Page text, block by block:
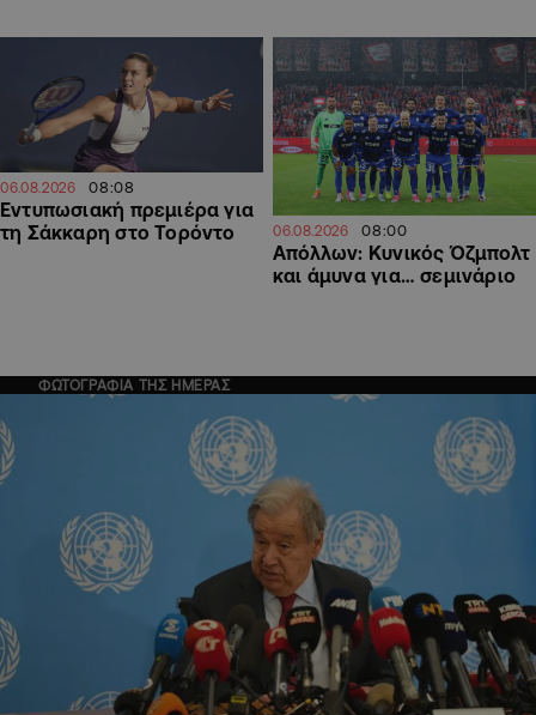
06.08.2026 08:08
Εντυπωσιακή πρεμιέρα για
τη Σάκκαρη στο Τορόντο
06.08.2026 08:00
Απόλλων: Κυνικός Όζμπολτ
και άμυνα για… σεμινάριο
ΦΩΤΟΓΡΑΦΙΑ ΤΗΣ ΗΜΕΡΑΣ